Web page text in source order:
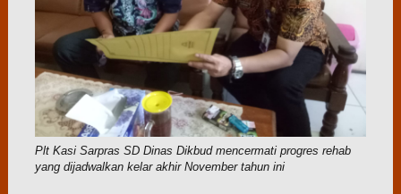
Plt Kasi Sarpras SD Dinas Dikbud mencermati progres rehab
yang dijadwalkan kelar akhir November tahun ini